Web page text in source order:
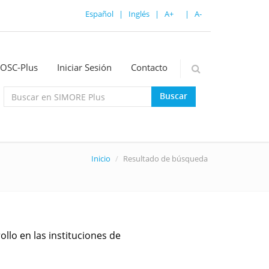
A-
|
A+
|
Inglés
|
Español
OSC-Plus Iniciar Sesión Contacto
Buscar
Inicio Resultado de búsqueda
en las instituciones de